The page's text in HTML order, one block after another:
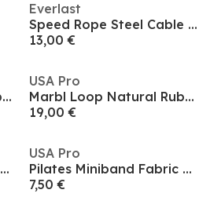
Everlast
Speed Rope Steel Cable Ball Bearing Skipping Rope
13,00 €
Marbl Loop Natural Rubber Resistance Trainers
USA Pro
Marbl Loop Natural Rubber Resistance Trainers
19,00 €
Pilates Miniband Fabric Resistance Trainers
USA Pro
Pilates Miniband Fabric Resistance Trainers
7,50 €